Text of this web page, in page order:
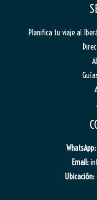
Planifica tu viaje al
WhatsApp:
Email:
Ubicación: